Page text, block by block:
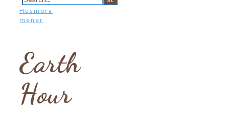
Husmora
mener
Earth
Hour